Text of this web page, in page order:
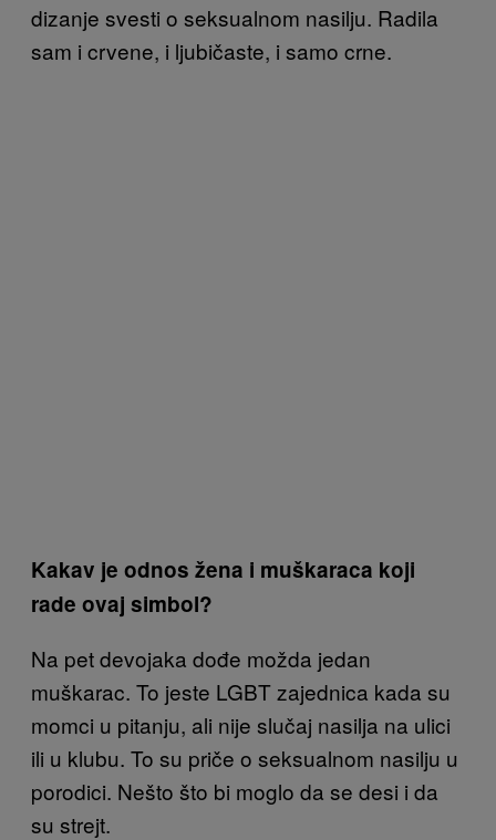
dizanje svesti o seksualnom nasilju. Radila
sam i crvene, i ljubičaste, i samo crne.
Kakav je odnos žena i muškaraca koji
rade ovaj simbol?
Na pet devojaka dođe možda jedan
muškarac. To jeste LGBT zajednica kada su
momci u pitanju, ali nije slučaj nasilja na ulici
ili u klubu. To su priče o seksualnom nasilju u
porodici. Nešto što bi moglo da se desi i da
su strejt.